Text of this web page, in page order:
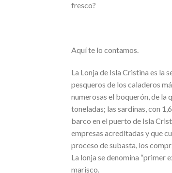
fresco?
Aquí te lo contamos.
La Lonja de Isla Cristina es la
pesqueros de los caladeros
numerosas el boquerón, de la
toneladas; las sardinas, con
barco en el puerto de Isla
empresas acreditadas y que
proceso de subasta, los
La lonja se denomina “primer
marisco.